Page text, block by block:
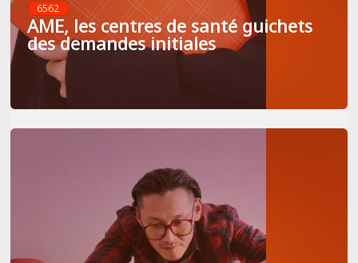
6562
AME, les centres de santé guichets
des demandes initiales